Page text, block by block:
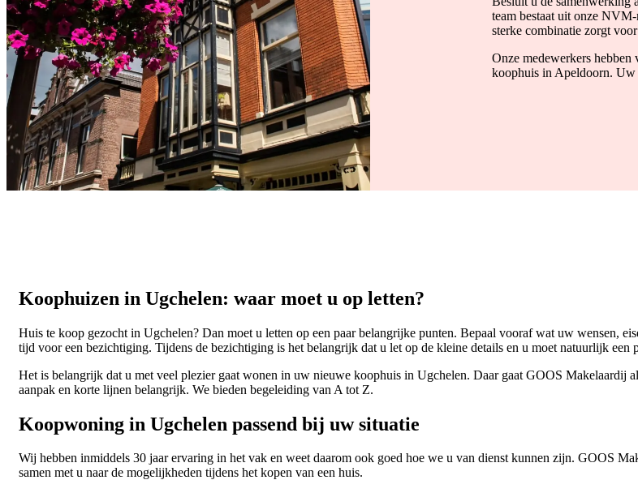
team bestaat uit onze NVM-
sterke combinatie zorgt
Onze medewerkers hebben
koophuis in Apeldoorn. Uw
Koophuizen in Ugchelen: waar moet u op letten?
Huis te koop gezocht in Ugchelen? Dan moet u letten op een paar belangrijke punten. Bepaal vooraf wat uw wensen,
tijd voor een bezichtiging. Tijdens de bezichtiging is het belangrijk dat u let op de kleine details en u moet natuurlijk een
Het is belangrijk dat u met veel plezier gaat wonen in uw nieuwe koophuis in Ugchelen. Daar gaat GOOS Makelaardij
aanpak en korte lijnen belangrijk. We bieden begeleiding van A tot Z.
Koopwoning in Ugchelen passend bij uw situatie
Wij hebben inmiddels 30 jaar ervaring in het vak en weet daarom ook goed hoe we u van dienst kunnen zijn. GOOS
samen met u naar de mogelijkheden tijdens het kopen van een huis.